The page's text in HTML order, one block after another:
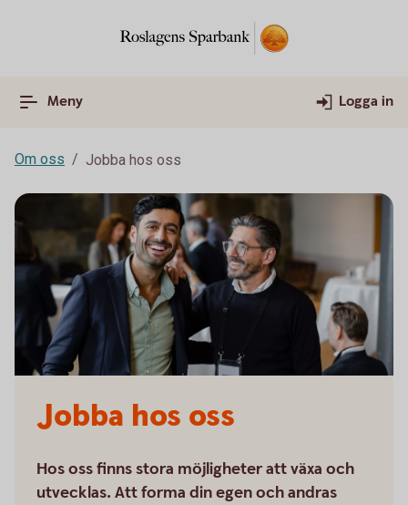
Meny Logga in
Om oss Jobba hos oss
Jobba hos oss
Hos oss finns stora möjligheter att växa och
utvecklas. Att forma din egen och andras